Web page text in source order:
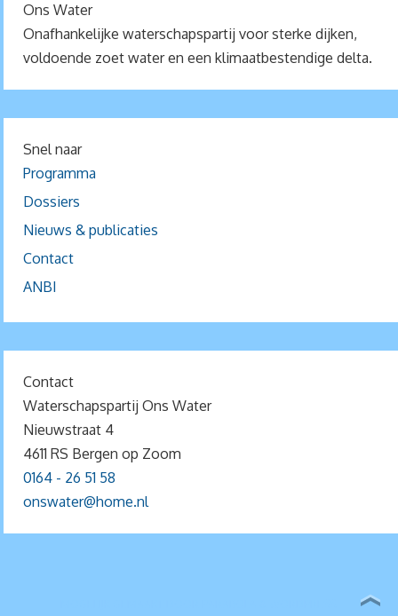
Ons Water
Onafhankelijke waterschapspartij voor sterke dijken,
voldoende zoet water en een klimaatbestendige delta.
Snel naar
Programma
Dossiers
Nieuws & publicaties
Contact
ANBI
Contact
Waterschapspartij Ons Water
Nieuwstraat 4
4611 RS Bergen op Zoom
0164 - 26 51 58
onswater@home.nl